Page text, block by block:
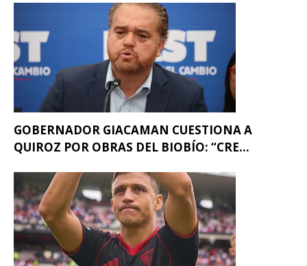
GOBERNADOR GIACAMAN CUESTIONA A
QUIROZ POR OBRAS DEL BIOBÍO: “CRE...